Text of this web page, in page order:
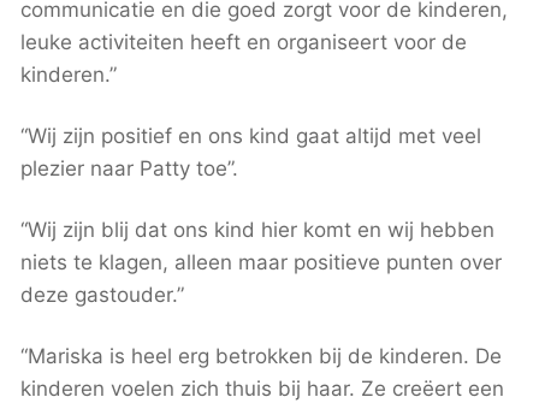
communicatie en die goed zorgt voor de kinderen,
leuke activiteiten heeft en organiseert voor de
kinderen.”
“Wij zijn positief en ons kind gaat altijd met veel
plezier naar Patty toe”.
“Wij zijn blij dat ons kind hier komt en wij hebben
niets te klagen, alleen maar positieve punten over
deze gastouder.”
“Mariska is heel erg betrokken bij de kinderen. De
kinderen voelen zich thuis bij haar. Ze creëert een